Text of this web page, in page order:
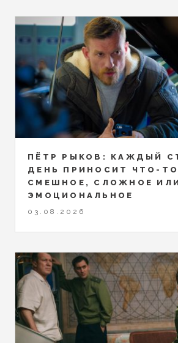
ПЁТР РЫКОВ: КАЖДЫЙ
ДЕНЬ ПРИНОСИТ ЧТО-
СМЕШНОЕ, СЛОЖНОЕ
ЭМОЦИОНАЛЬНОЕ
03.08.2026